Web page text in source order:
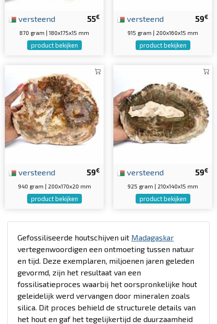
55€
versteend
870 gram | 180x175x15 mm
product bekijken
59€
versteend
915 gram | 200x160x15 mm
product bekijken
59€
versteend
940 gram | 200x170x20 mm
product bekijken
59€
versteend
925 gram | 210x140x15 mm
product bekijken
Gefossiliseerde houtschijven uit Madagaskar
vertegenwoordigen een ontmoeting tussen natuur
en tijd. Deze exemplaren, miljoenen jaren geleden
gevormd, zijn het resultaat van een
fossilisatieproces waarbij het oorspronkelijke hout
geleidelijk werd vervangen door mineralen zoals
silica. Dit proces behield de structurele details van
het hout en gaf het tegelijkertijd de duurzaamheid